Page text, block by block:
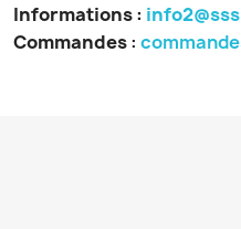
Informations :
Commandes: